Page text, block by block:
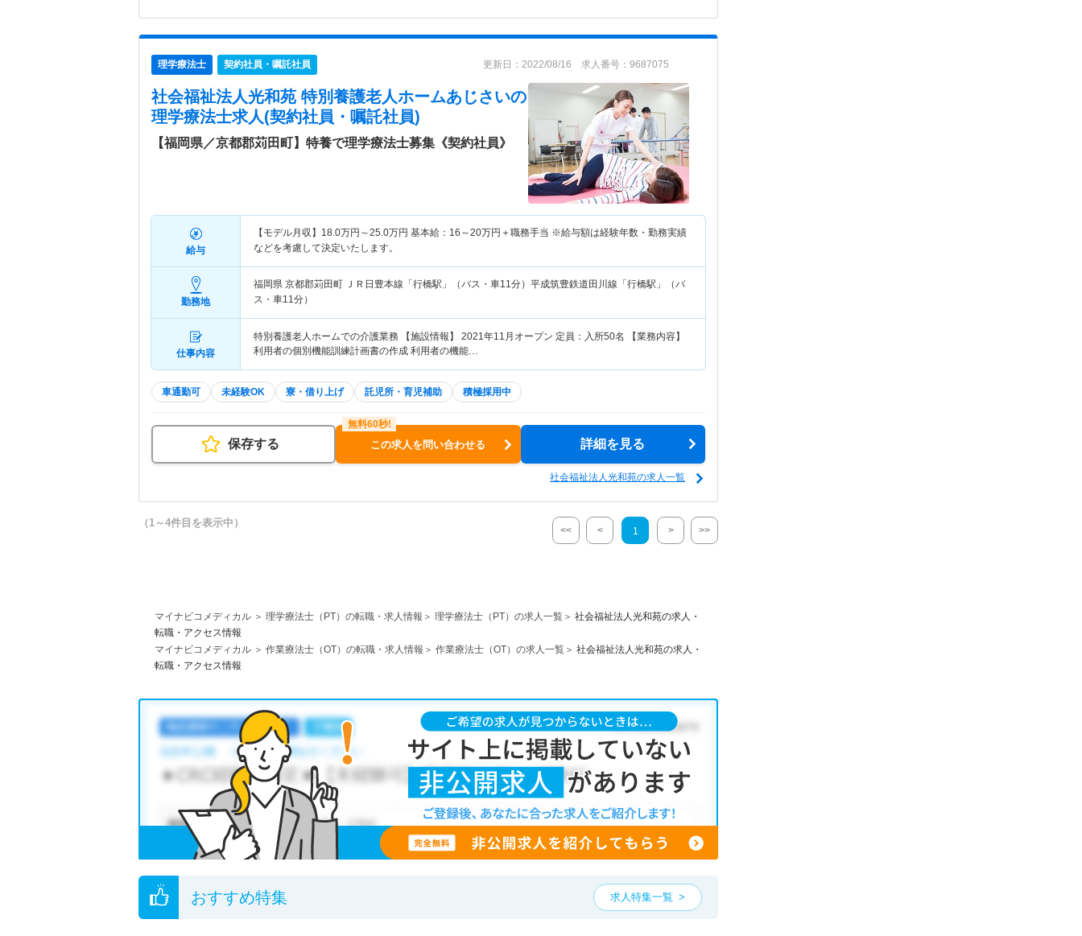
理学療法士 契約社員・嘱託社員 更新日：2022/08/16 求人番号：9687075
社会福祉法人光和苑 特別養護老人ホームあじさいの
理学療法士求人(契約社員・嘱託社員)
【福岡県／京都郡苅田町】特養で理学療法士募集《契約社員》
給与
【モデル月収】 18.0万円～25.0万円 基本給：16～20万円＋職務手当 ※給与額は経験年数・勤務実績
などを考慮して決定いたします。
勤務地
福岡県 京都郡苅田町 ＪＲ日豊本線「行橋駅」（バス・車11分）平成筑豊鉄道田川線「行橋駅」（バ
ス・車11分）
仕事内容
特別養護老人ホームでの介護業務 【施設情報】 2021年11月オープン 定員：入所50名 【業務内容】
利用者の個別機能訓練計画書の作成 利用者の機能…
車通勤可 未経験OK 寮・借り上げ 託児所・育児補助 積極採用中
保存する この求人を問い合わせる 詳細を見る
社会福祉法人光和苑の求人一覧
（1～4件目を表示中）
<< < 1 > >>
マイナビコメディカル 理学療法士（PT）の転職・求人情報 理学療法士（PT）の求人一覧
社会福祉法人光和苑の求人・
転職・アクセス情報
マイナビコメディカル
作業療法士（OT）の転職・求人情報 作業療法士（OT）の求人一覧
社会福祉法人光和苑の求人・
転職・アクセス情報
おすすめ特集 求人特集一覧